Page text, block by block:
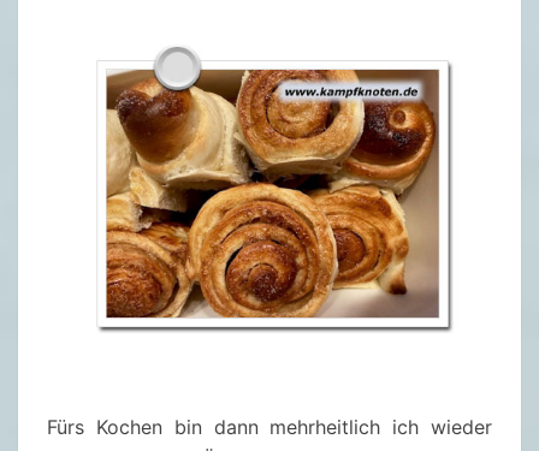
Fürs Kochen bin dann mehrheitlich ich wieder